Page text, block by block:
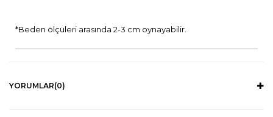
*Beden ölçüleri arasında 2-3 cm oynayabilir.
YORUMLAR(0)